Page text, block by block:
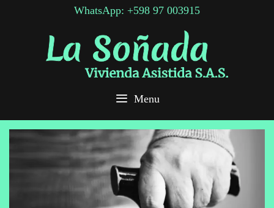
WhatsApp: +598 97 003915
Menu